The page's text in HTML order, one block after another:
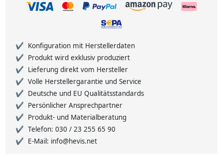
Konfiguration mit Herstellerdaten
Produkt wird exklusiv produziert
Lieferung direkt vom Hersteller
Volle Herstellergarantie und Service
Deutsche und EU Qualitätsstandards
Persönlicher Ansprechpartner
Produkt- und Materialberatung
Telefon: 030 / 23 255 65 90
E-Mail: info@hevis.net